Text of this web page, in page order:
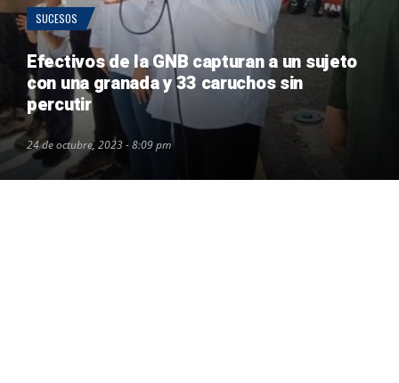
SUCESOS
Efectivos de la GNB capturan a un sujeto
con una granada y 33 caruchos sin
percutir
24 de octubre, 2023 - 8:09 pm